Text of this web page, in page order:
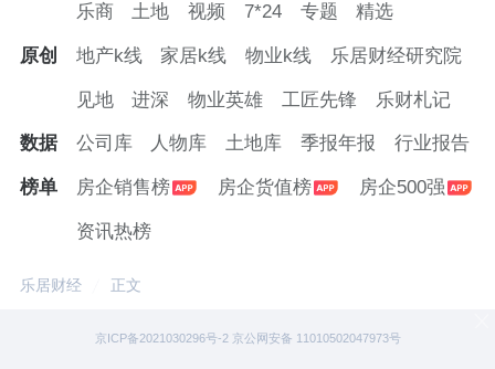
乐商 土地 视频 7*24 专题 精选
原创 地产k线 家居k线 物业k线 乐居财经研究院
见地 进深 物业英雄 工匠先锋 乐财札记
数据 公司库 人物库 土地库 季报年报 行业报告
榜单 房企销售榜 房企货值榜 房企500强
资讯热榜
乐居财经 正文
京ICP备2021030296号-2 京公网安备 11010502047973号